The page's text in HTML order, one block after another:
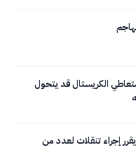
الكريستال قد يتحول
إجراء تنقلات لعدد من